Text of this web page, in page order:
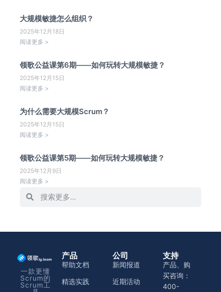
大规模敏捷怎么组织？
2025年12月18日
阅读更多 >
领歌公益课第6期——如何玩转大规模敏捷？
2025年12月15日
阅读更多 >
为什么需要大规模Scrum？
2025年12月15日
阅读更多 >
领歌公益课第5期——如何玩转大规模敏捷？
2025年12月9日
阅读更多 >
一款更懂
Scrum的
Scrum工
产品
帮助文档
精选实践
公司
新闻报道
近期活动
支持
产品、购
买咨询：
400-